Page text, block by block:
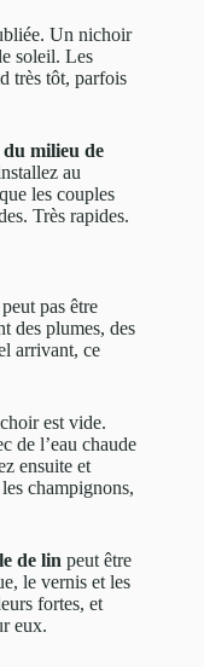
Un nichoir
soleil. Les
très tôt, parfois
milieu de
au
les couples
Très rapides.
pas être
des plumes, des
arrivant, ce
est vide.
de l’eau chaude
ensuite et
champignons,
de lin peut être
le vernis et les
fortes, et
eux.